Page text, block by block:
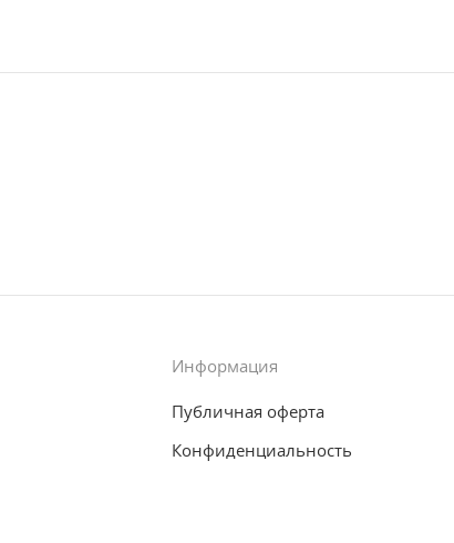
Информация
Публичная оферта
Конфиденциальность